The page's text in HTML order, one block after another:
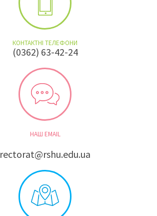
КОНТАКТНІ ТЕЛЕФОНИ
(0362) 63-42-24
НАШ EMAIL
rectorat@rshu.edu.ua